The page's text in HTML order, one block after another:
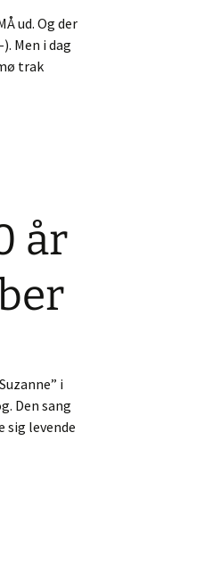
ud. Og der
Men i dag
trak
år
i
Den sang
sig levende
Cohen fylder 80 år i dag,